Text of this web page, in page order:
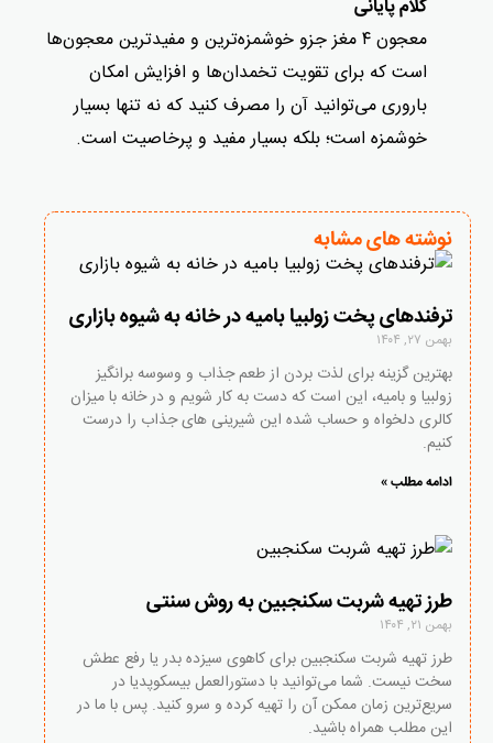
کلام پایانی
معجون ۴ مغز جزو خوشمزه‌ترین و مفیدترین معجون‌ها
است که برای تقویت تخمدان‌ها و افزایش امکان
باروری می‌توانید آن را مصرف کنید که نه تنها بسیار
خوشمزه است؛ بلکه بسیار مفید و پرخاصیت است.
نوشته های مشابه
ترفندهای پخت زولبیا بامیه در خانه به شیوه بازاری
بهمن ۲۷, ۱۴۰۴
بهترین گزینه برای لذت بردن از طعم جذاب و وسوسه برانگیز
زولبیا و بامیه، این است که دست به کار شویم و در خانه با میزان
کالری دلخواه و حساب شده این شیرینی های جذاب را درست
کنیم.
ادامه مطلب »
طرز تهیه شربت سکنجبین به روش سنتی
بهمن ۲۱, ۱۴۰۴
طرز تهیه شربت سکنجبین برای کاهوی سیزده بدر یا رفع عطش
سخت نیست. شما می‌توانید با دستورالعمل بیسکوپدیا در
سریع‌ترین زمان ممکن آن را تهیه کرده و سرو کنید. پس با ما در
این مطلب همراه باشید.